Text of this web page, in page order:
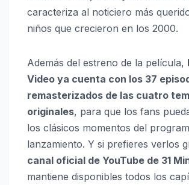
caracteriza al noticiero más
niños que crecieron en los 2000.
Además del estreno de la película,
Video ya cuenta con los 37
remasterizados de las cuatro
originales, para que los fans
los clásicos momentos del
lanzamiento. Y si prefieres verlos
canal oficial de YouTube de 31
mantiene disponibles todos los